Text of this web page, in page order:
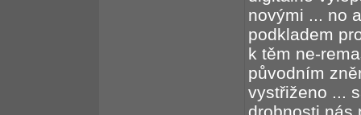
novými ... no
podkladem
k těm ne-
původním
vystřiženo ...